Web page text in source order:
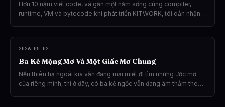
Hơn 10 năm viết code, và gần một năm sống cùng compiler,
runtime, VM và bytecode khi phát triển KITWORK, tôi dần nhận
2026-05-02
Ba Kẻ Mộng Mơ Và Một Giấc Mơ Chung
Nếu thiên hạ ngoài kia vẫn đang mải miết đi tìm những ước mơ
của riêng mình, thì ở đây, có ba kẻ ngốc vẫn đang âm thầm theo